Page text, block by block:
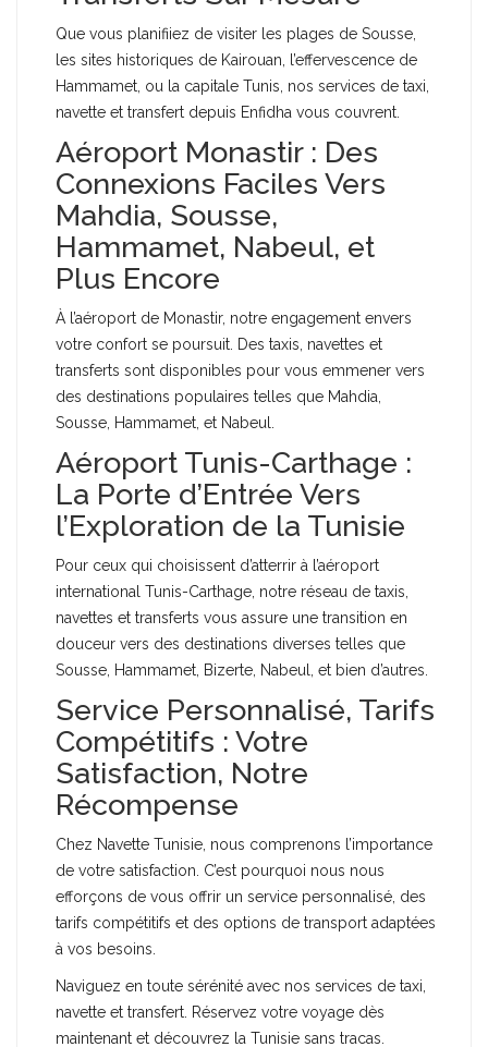
Que vous planifiiez de visiter les plages de Sousse,
les sites historiques de Kairouan, l’effervescence de
Hammamet, ou la capitale Tunis, nos services de taxi,
navette et transfert depuis Enfidha vous couvrent.
Aéroport Monastir : Des
Connexions Faciles Vers
Mahdia, Sousse,
Hammamet, Nabeul, et
Plus Encore
À l’aéroport de Monastir, notre engagement envers
votre confort se poursuit. Des taxis, navettes et
transferts sont disponibles pour vous emmener vers
des destinations populaires telles que Mahdia,
Sousse, Hammamet, et Nabeul.
Aéroport Tunis-Carthage :
La Porte d’Entrée Vers
l’Exploration de la Tunisie
Pour ceux qui choisissent d’atterrir à l’aéroport
international Tunis-Carthage, notre réseau de taxis,
navettes et transferts vous assure une transition en
douceur vers des destinations diverses telles que
Sousse, Hammamet, Bizerte, Nabeul, et bien d’autres.
Service Personnalisé, Tarifs
Compétitifs : Votre
Satisfaction, Notre
Récompense
Chez Navette Tunisie, nous comprenons l’importance
de votre satisfaction. C’est pourquoi nous nous
efforçons de vous offrir un service personnalisé, des
tarifs compétitifs et des options de transport adaptées
à vos besoins.
Naviguez en toute sérénité avec nos services de taxi,
navette et transfert. Réservez votre voyage dès
maintenant et découvrez la Tunisie sans tracas.